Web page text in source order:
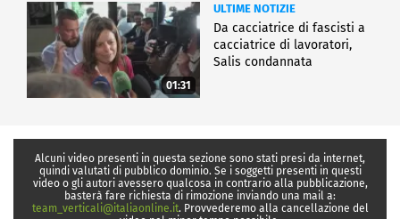
01:31
ULTIME NOTIZIE
Da cacciatrice di fascisti a
cacciatrice di lavoratori,
Salis condannata
Alcuni video presenti in questa sezione sono stati presi da internet,
quindi valutati di pubblico dominio. Se i soggetti presenti in questi
video o gli autori avessero qualcosa in contrario alla pubblicazione,
basterà fare richiesta di rimozione inviando una mail a:
team_verticali@italiaonline.it. Provvederemo alla cancellazione del